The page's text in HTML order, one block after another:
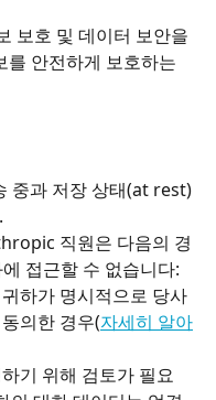
보호 및 데이터 보안을
를 안전하게 보호하는
중과 저장 상태(at rest)
직원은 다음의 경
접근할 수 없습니다:
하가 명시적으로 당사
의한 경우(자세히 알아
기 위해 검토가 필요